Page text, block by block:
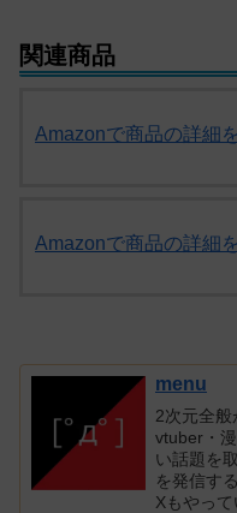
関連商品
Amazonで商品の詳細
Amazonで商品の詳細
menu
2次元全般
vtuber・
い話題を
を発信す
Xもやっ